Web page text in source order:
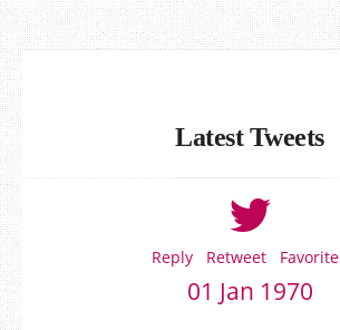
Latest Tweets
Reply Retweet Favorite
01 Jan 1970